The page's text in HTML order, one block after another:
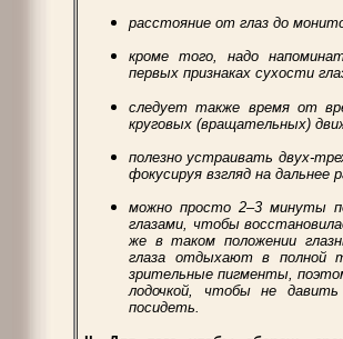
расстояние от глаз до
кроме того, надо
первых признаках сухости
следует также время от
круговых (вращательных)
полезно устраивать двух-
фокусируя взгляд на дальнее
можно просто 2–3 минуты
глазами, чтобы
же в таком положении
глаза отдыхают в полной
зрительные пигменты,
лодочкой, чтобы не
посидеть.